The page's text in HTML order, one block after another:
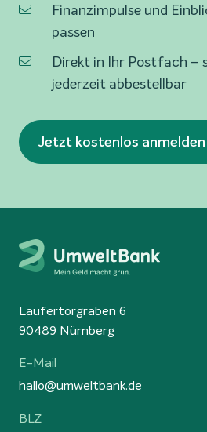
Finanzimpulse und
passen
Direkt in Ihr Postfach –
jederzeit abbestellbar
Jetzt kostenlos anmelden
Laufertorgraben 6
90489 Nürnberg
E-Mail
hallo@umweltbank.de
BLZ